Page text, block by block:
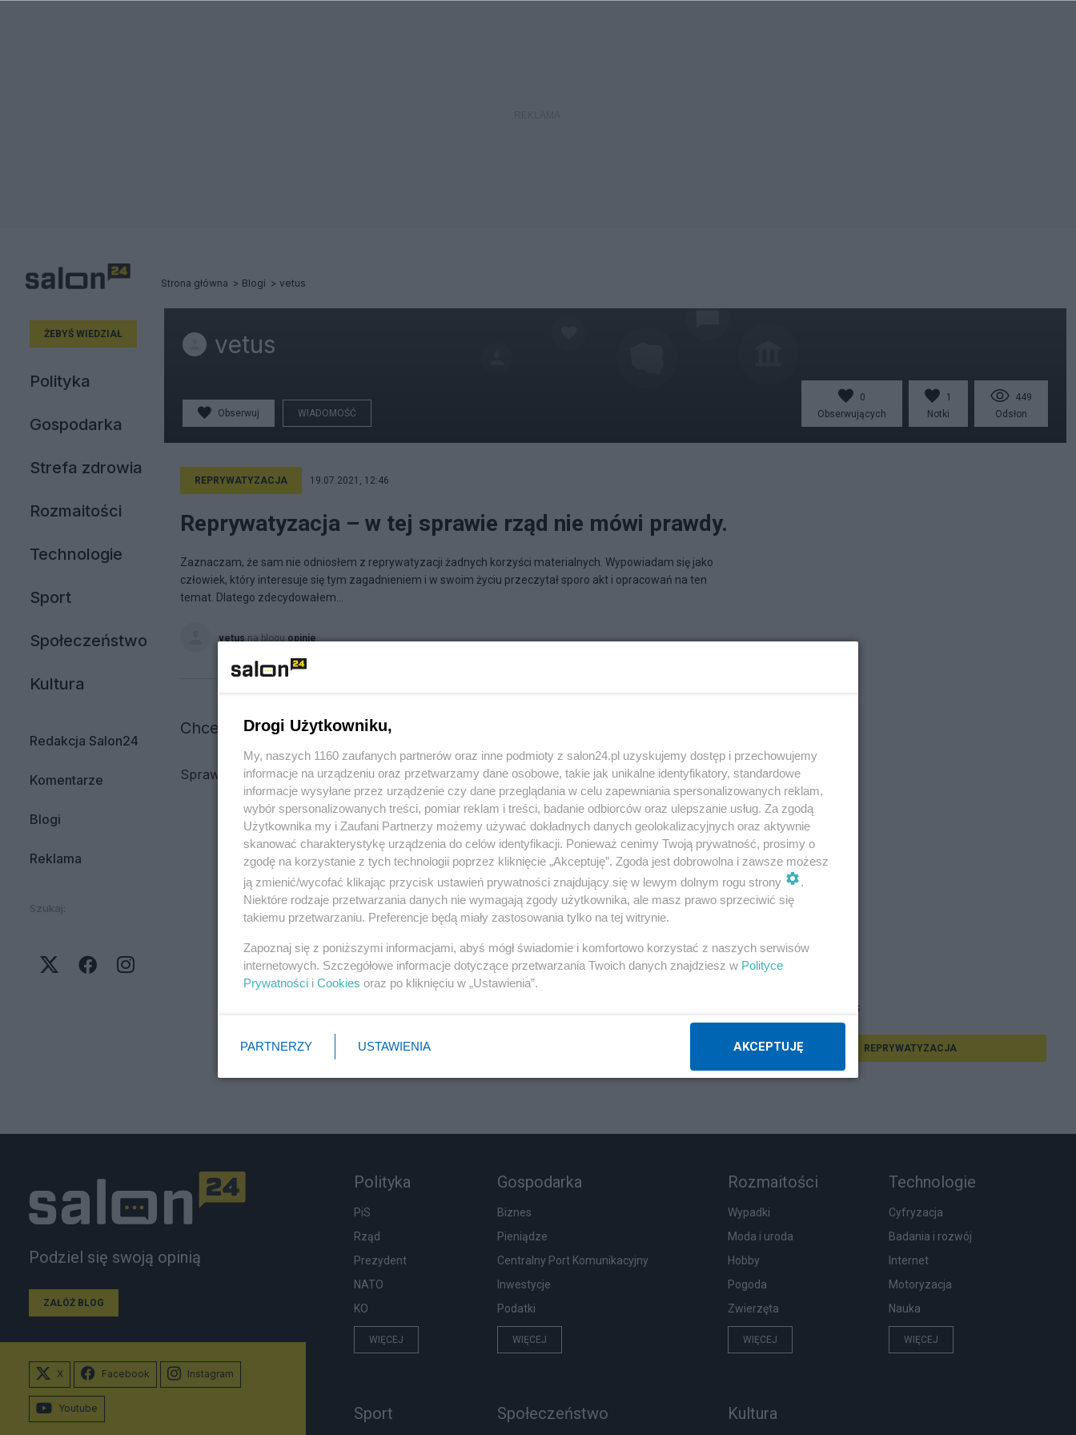
Strona główna Blogi vetus
ŻEBYŚ WIEDZIAŁ
Polityka
Gospodarka
Strefa zdrowia
Rozmaitości
Technologie
Sport
Społeczeństwo
Kultura
Redakcja Salon24
Komentarze
Blogi
Reklama
Szukaj:
vetus
Obserwuj WIADOMOŚĆ
0
Obserwujących
1
Notki
449
Odsłon
REPRYWATYZACJA 19.07.2021, 12:46
Reprywatyzacja – w tej sprawie rząd nie mówi prawdy.
Zaznaczam, że sam nie odniosłem z reprywatyzacji żadnych korzyści materialnych. Wypowiadam się jako
człowiek, który interesuje się tym zagadnieniem i w swoim życiu przeczytał sporo akt i opracowań na ten
temat. Dlatego zdecydowałem...
vetus na blogu opinie
Chcesz więcej aktualnych informacji?
Sprawdź: Redakcja ŻEBYŚ WIEDZIAŁ
Tematy vetus
REPRYWATYZACJA
Podziel się swoją opinią
ZAŁÓŻ BLOG
Polityka
PiS
Rząd
Prezydent
NATO
KO
WIĘCEJ
Gospodarka
Biznes
Pieniądze
Centralny Port Komunikacyjny
Inwestycje
Podatki
WIĘCEJ
Rozmaitości
Wypadki
Moda i uroda
Hobby
Pogoda
Zwierzęta
WIĘCEJ
Technologie
Cyfryzacja
Badania i rozwój
Internet
Motoryzacja
Nauka
WIĘCEJ
Sport Społeczeństwo Kultura
X Facebook Instagram
Youtube
Drogi Użytkowniku,
My, naszych 1160 zaufanych partnerów oraz inne podmioty z salon24.pl uzyskujemy dostęp i przechowujemy
informacje na urządzeniu oraz przetwarzamy dane osobowe, takie jak unikalne identyfikatory, standardowe
informacje wysyłane przez urządzenie czy dane przeglądania w celu zapewniania spersonalizowanych reklam,
wybór spersonalizowanych treści, pomiar reklam i treści, badanie odbiorców oraz ulepszanie usług. Za zgodą
Użytkownika my i Zaufani Partnerzy możemy używać dokładnych danych geolokalizacyjnych oraz aktywnie
skanować charakterystykę urządzenia do celów identyfikacji. Ponieważ cenimy Twoją prywatność, prosimy o
zgodę na korzystanie z tych technologii poprzez kliknięcie „Akceptuję”. Zgoda jest dobrowolna i zawsze możesz
ją zmienić/wycofać klikając przycisk ustawień prywatności znajdujący się w lewym dolnym rogu strony
.
Niektóre rodzaje przetwarzania danych nie wymagają zgody użytkownika, ale masz prawo sprzeciwić się
takiemu przetwarzaniu. Preferencje będą miały zastosowania tylko na tej witrynie.
Zapoznaj się z poniższymi informacjami, abyś mógł świadomie i komfortowo korzystać z naszych serwisów
internetowych. Szczegółowe informacje dotyczące przetwarzania Twoich danych znajdziesz w Polityce
Prywatności i Cookies oraz po kliknięciu w „Ustawienia”.
PARTNERZY USTAWIENIA AKCEPTUJĘ